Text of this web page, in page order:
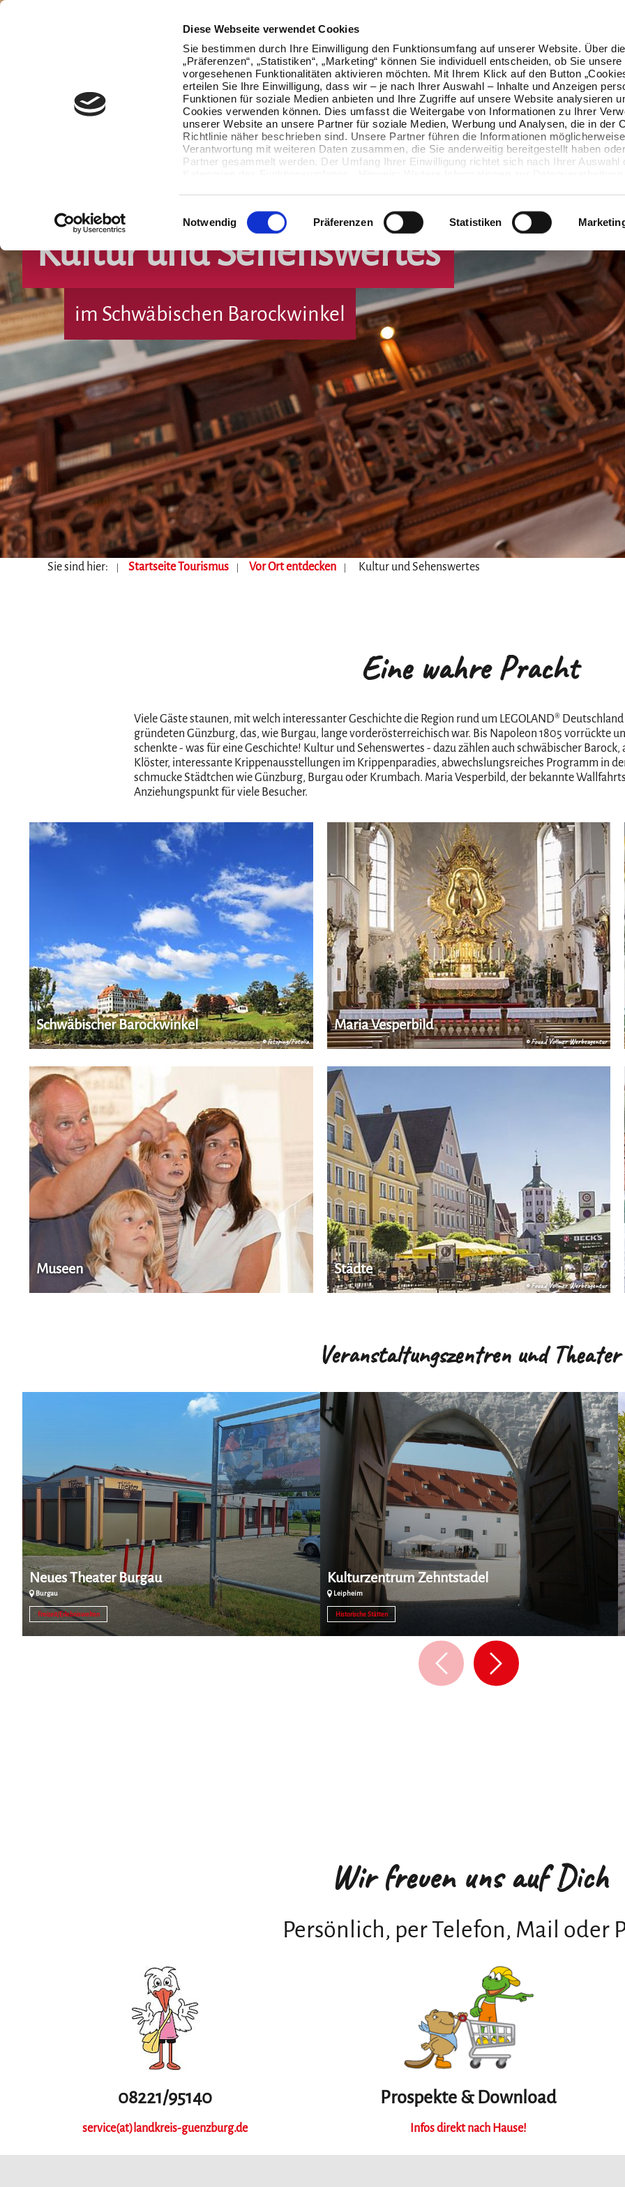
Diese Webseite verwendet Cookies
Sie bestimmen durch Ihre Einwilligung den Funktionsumfang auf unserer Website. Über
„Präferenzen“, „Statistiken“, „Marketing“ können Sie individuell entscheiden, ob Sie unsere
vorgesehenen Funktionalitäten aktivieren möchten. Mit Ihrem Klick auf den Button
erteilen Sie Ihre Einwilligung, dass wir – je nach Ihrer Auswahl – Inhalte und Anzeigen
Funktionen für soziale Medien anbieten und Ihre Zugriffe auf unsere Website analysieren
Cookies verwenden können. Dies umfasst die Weitergabe von Informationen zu Ihrer
unserer Website an unsere Partner für soziale Medien, Werbung und Analysen, die in der
Richtlinie näher beschrieben sind. Unsere Partner führen die Informationen
Verantwortung mit weiteren Daten zusammen, die Sie anderweitig bereitgestellt haben
Partner gesammelt werden. Der Umfang Ihrer Einwilligung richtet sich nach Ihrer Auswahl
Ihre Einwilligung jederzeit widerrufen, ohne dass hiervon die Zulässigkeit der vorherigen
Datenverarbeitung berührt wird.
Einwilligungsauswahl
Notwendig Präferenzen Statistiken
Kultur und Sehenswertes
im Schwäbischen Barockwinkel
Sie sind hier: Startseite Tourismus Vor Ort entdecken Kultur und Sehenswertes
Eine wahre Pracht
Viele Gäste staunen, mit welch interessanter Geschichte die Region rund um LEGOLAND®
gründeten Günzburg, das, wie Burgau, lange vorderösterreichisch war. Bis Napoleon 1805 vorrückte
schenkte - was für eine Geschichte! Kultur und Sehenswertes - dazu zählen auch schwäbischer
Klöster, interessante Krippenausstellungen im Krippenparadies, abwechslungsreiches Programm in
schmucke Städtchen wie Günzburg, Burgau oder Krumbach. Maria Vesperbild, der bekannte
Anziehungspunkt für viele Besucher.
© fotoping/Fotolia
Schwäbischer Barockwinkel
© Fouad Vollmer Werbeagentur
Maria Vesperbild
Museen
© Fouad Vollmer Werbeagentur
Städte
Veranstaltungszentren und Theater
Neues Theater Burgau
Burgau
Freizeit/Erlebniswelten
Kulturzentrum Zehntstadel
Leipheim
Historische Stätten
Wir freuen uns auf Dich
Persönlich, per Telefon, Mail oder
08221/95140
service(at)landkreis-guenzburg.de
Prospekte & Download
Infos direkt nach Hause!